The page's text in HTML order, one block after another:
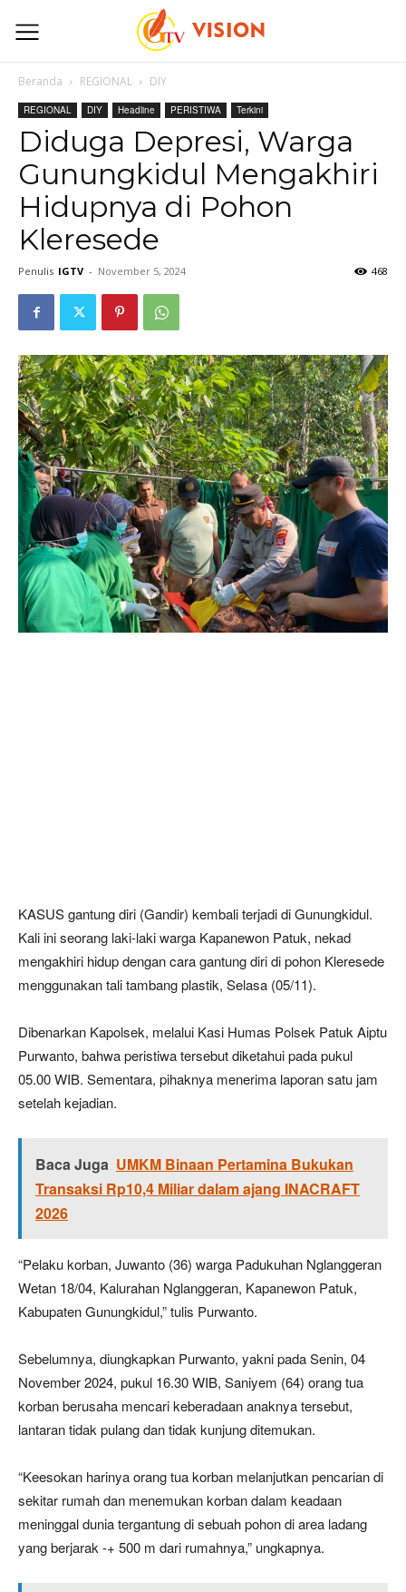
Beranda REGIONAL DIY
REGIONAL DIY Headline PERISTIWA Terkini
Diduga Depresi, Warga
Gunungkidul Mengakhiri
Hidupnya di Pohon
Kleresede
Penulis IGTV - November 5, 2024 468
KASUS gantung diri (Gandir) kembali terjadi di Gunungkidul.
Kali ini seorang laki-laki warga Kapanewon Patuk, nekad
mengakhiri hidup dengan cara gantung diri di pohon Kleresede
menggunakan tali tambang plastik, Selasa (05/11).
Dibenarkan Kapolsek, melalui Kasi Humas Polsek Patuk Aiptu
Purwanto, bahwa peristiwa tersebut diketahui pada pukul
05.00 WIB. Sementara, pihaknya menerima laporan satu jam
setelah kejadian.
Baca Juga UMKM Binaan Pertamina Bukukan
Transaksi Rp10,4 Miliar dalam ajang INACRAFT
2026
“Pelaku korban, Juwanto (36) warga Padukuhan Nglanggeran
Wetan 18/04, Kalurahan Nglanggeran, Kapanewon Patuk,
Kabupaten Gunungkidul,” tulis Purwanto.
Sebelumnya, diungkapkan Purwanto, yakni pada Senin, 04
November 2024, pukul 16.30 WIB, Saniyem (64) orang tua
korban berusaha mencari keberadaan anaknya tersebut,
lantaran tidak pulang dan tidak kunjung ditemukan.
“Keesokan harinya orang tua korban melanjutkan pencarian di
sekitar rumah dan menemukan korban dalam keadaan
meninggal dunia tergantung di sebuah pohon di area ladang
yang berjarak -+ 500 m dari rumahnya,” ungkapnya.